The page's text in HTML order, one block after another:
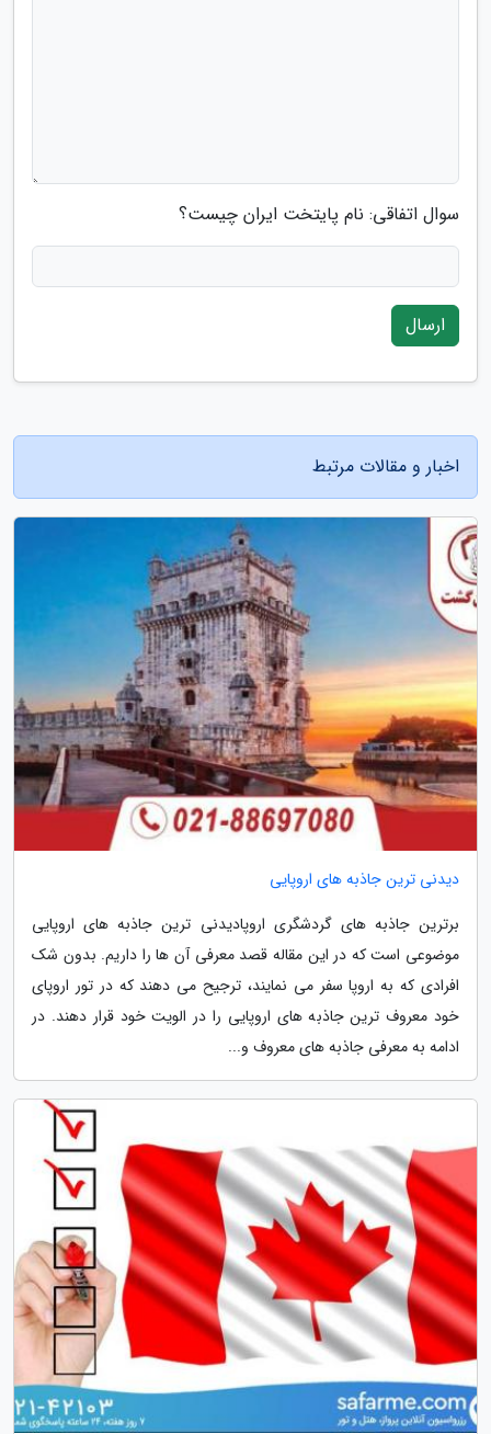
سوال اتفاقی: نام پایتخت ایران چیست؟
ارسال
اخبار و مقالات مرتبط
دیدنی ترین جاذبه های اروپایی
برترین جاذبه های گردشگری اروپادیدنی ترین جاذبه های اروپایی
موضوعی است که در این مقاله قصد معرفی آن ها را داریم. بدون شک
افرادی که به اروپا سفر می نمایند، ترجیح می دهند که در تور اروپای
خود معروف ترین جاذبه های اروپایی را در الویت خود قرار دهند. در
ادامه به معرفی جاذبه های معروف و...